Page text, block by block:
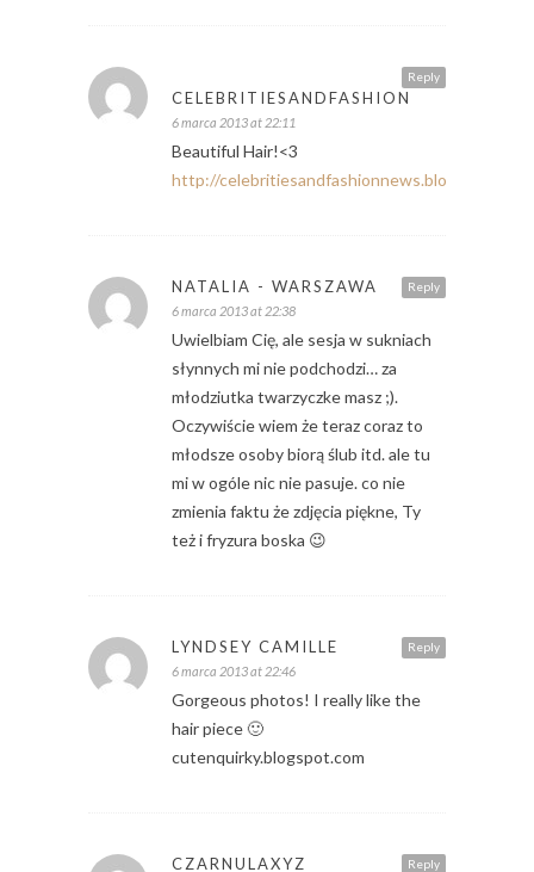
Reply
CELEBRITIESANDFASHION
6 marca 2013 at 22:11
Beautiful Hair!<3
http://celebritiesandfashionnews.blogspot.de/
Reply
NATALIA - WARSZAWA
6 marca 2013 at 22:38
Uwielbiam Cię, ale sesja w sukniach
słynnych mi nie podchodzi… za
młodziutka twarzyczke masz ;).
Oczywiście wiem że teraz coraz to
młodsze osoby biorą ślub itd. ale tu
mi w ogóle nic nie pasuje. co nie
zmienia faktu że zdjęcia piękne, Ty
też i fryzura boska 😉
Reply
LYNDSEY CAMILLE
6 marca 2013 at 22:46
Gorgeous photos! I really like the
hair piece 🙂
cutenquirky.blogspot.com
Reply
CZARNULAXYZ